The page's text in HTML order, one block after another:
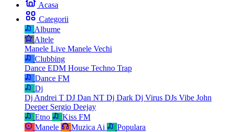
Acasa
Categorii
Albume
Altele
Manele Live Manele Vechi
Clubbing
Dance EDM House Techno Trap
Dance FM
Dj
Dj Andrei T DJ Dan NT Dj Dark Dj Virus DJs Vibe John
Deeper Sergio Deejay
Etno
Kiss FM
Manele
Muzica Ai
Populara